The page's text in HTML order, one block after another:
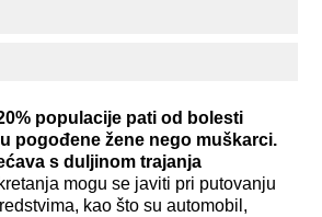
populacije pati od bolesti
pogođene žene nego muškarci.
s duljinom trajanja
mogu se javiti pri putovanju
kao što su automobil,